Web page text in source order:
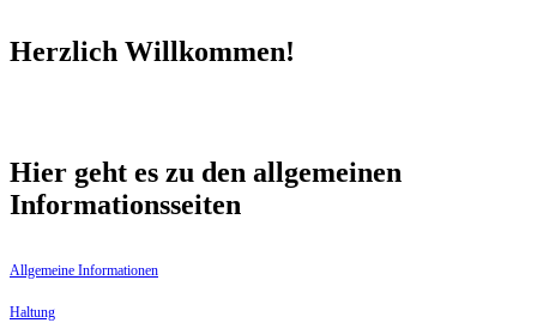
Herzlich Willkommen!
Hier geht es zu den allgemeinen
Informationsseiten
Allgemeine Informationen
Haltung